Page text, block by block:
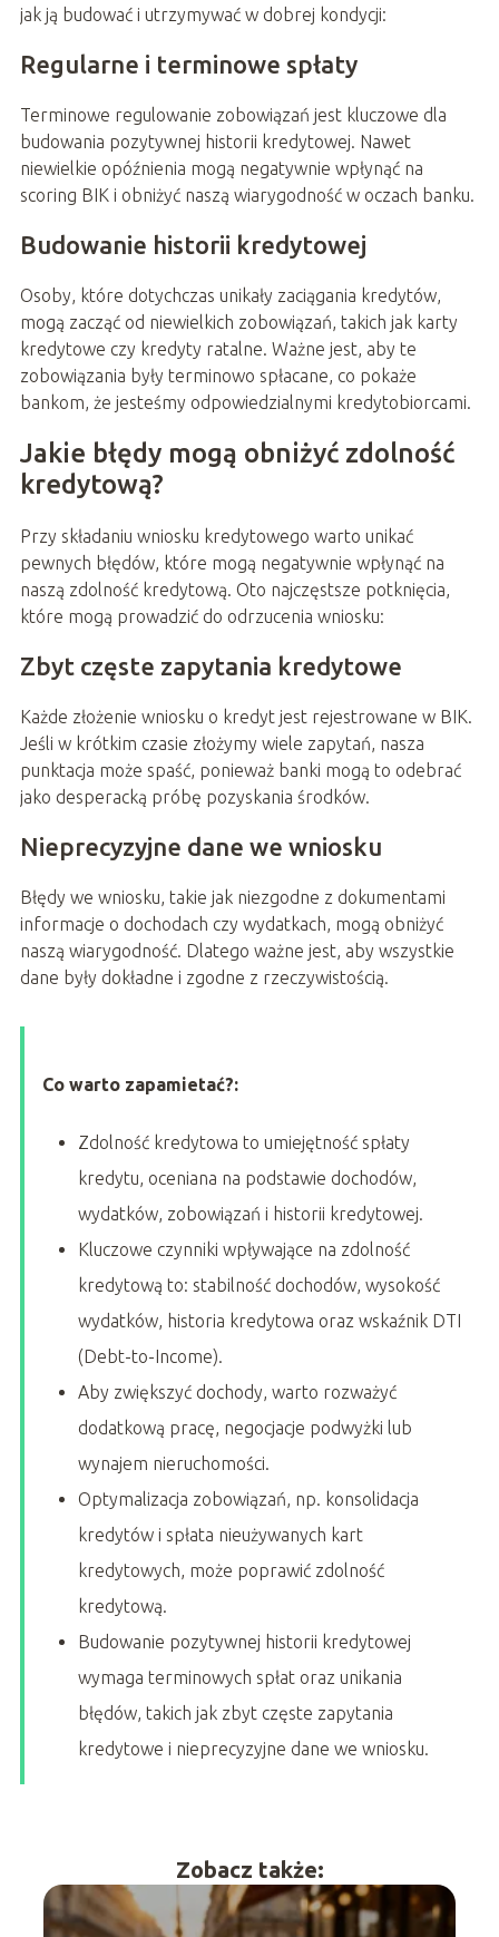
jak ją budować i utrzymywać w dobrej kondycji:
Regularne i terminowe spłaty
Terminowe regulowanie zobowiązań jest kluczowe dla
budowania pozytywnej historii kredytowej. Nawet
niewielkie opóźnienia mogą negatywnie wpłynąć na
scoring BIK i obniżyć naszą wiarygodność w oczach banku.
Budowanie historii kredytowej
Osoby, które dotychczas unikały zaciągania kredytów,
mogą zacząć od niewielkich zobowiązań, takich jak karty
kredytowe czy kredyty ratalne. Ważne jest, aby te
zobowiązania były terminowo spłacane, co pokaże
bankom, że jesteśmy odpowiedzialnymi kredytobiorcami.
Jakie błędy mogą obniżyć zdolność
kredytową?
Przy składaniu wniosku kredytowego warto unikać
pewnych błędów, które mogą negatywnie wpłynąć na
naszą zdolność kredytową. Oto najczęstsze potknięcia,
które mogą prowadzić do odrzucenia wniosku:
Zbyt częste zapytania kredytowe
Każde złożenie wniosku o kredyt jest rejestrowane w BIK.
Jeśli w krótkim czasie złożymy wiele zapytań, nasza
punktacja może spaść, ponieważ banki mogą to odebrać
jako desperacką próbę pozyskania środków.
Nieprecyzyjne dane we wniosku
Błędy we wniosku, takie jak niezgodne z dokumentami
informacje o dochodach czy wydatkach, mogą obniżyć
naszą wiarygodność. Dlatego ważne jest, aby wszystkie
dane były dokładne i zgodne z rzeczywistością.
Co warto zapamietać?:
Zdolność kredytowa to umiejętność spłaty
kredytu, oceniana na podstawie dochodów,
wydatków, zobowiązań i historii kredytowej.
Kluczowe czynniki wpływające na zdolność
kredytową to: stabilność dochodów, wysokość
wydatków, historia kredytowa oraz wskaźnik DTI
(Debt-to-Income).
Aby zwiększyć dochody, warto rozważyć
dodatkową pracę, negocjacje podwyżki lub
wynajem nieruchomości.
Optymalizacja zobowiązań, np. konsolidacja
kredytów i spłata nieużywanych kart
kredytowych, może poprawić zdolność
kredytową.
Budowanie pozytywnej historii kredytowej
wymaga terminowych spłat oraz unikania
błędów, takich jak zbyt częste zapytania
kredytowe i nieprecyzyjne dane we wniosku.
Zobacz także: